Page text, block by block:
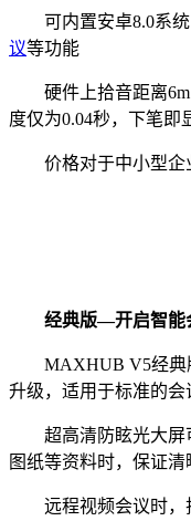
可内置安卓8.0系统
议等功能
硬件上拾音距离6m
度仅为0.04秒，下笔即
价格对于中小型企
经典版—开启智能
MAXHUB V5经典
升级，适用于标准的会
超高清防眩光大屏
图纸等资料时，保证清
远程视频会议时，